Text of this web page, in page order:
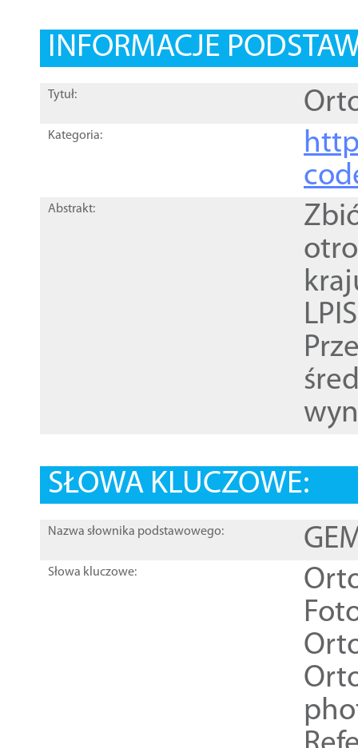
INFORMACJE
Tytuł:
Kategoria:
Abstrakt:
SŁOWA KLUCZOWE:
Nazwa słownika podstawowego:
Słowa kluczowe: